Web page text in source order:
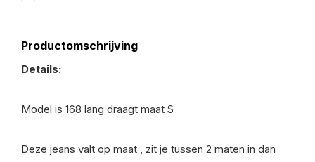
Productomschrijving
Details:
Model is 168 lang draagt maat S
Deze jeans valt op maat , zit je tussen 2 maten in dan